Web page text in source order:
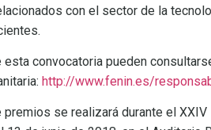
con el sector de la
convocatoria pueden
http://www.fenin.es/
premios se realizará durante el